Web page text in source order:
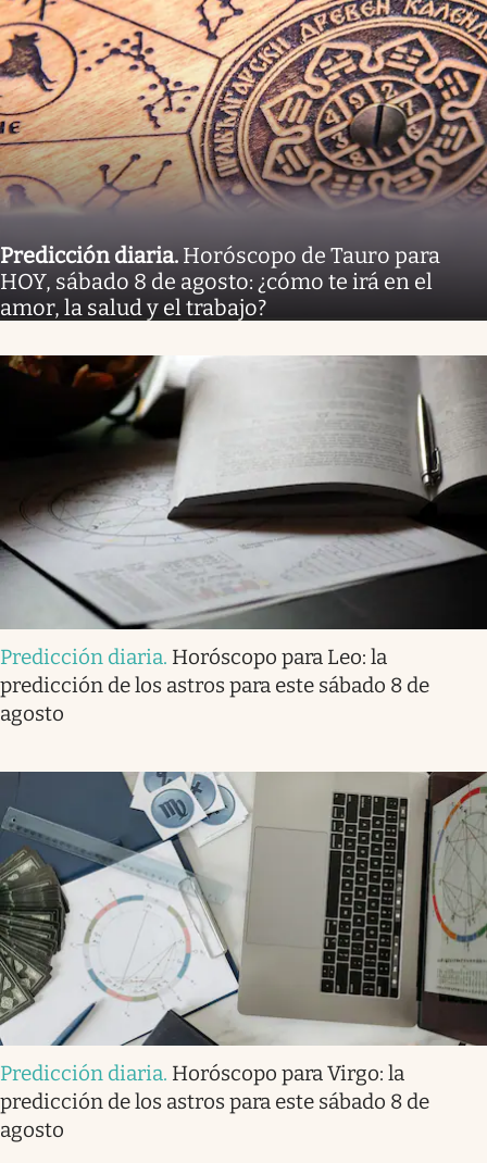
Predicción diaria. Horóscopo de Tauro para
HOY, sábado 8 de agosto: ¿cómo te irá en el
amor, la salud y el trabajo?
Predicción diaria. Horóscopo para Leo: la
predicción de los astros para este sábado 8 de
agosto
Predicción diaria. Horóscopo para Virgo: la
predicción de los astros para este sábado 8 de
agosto